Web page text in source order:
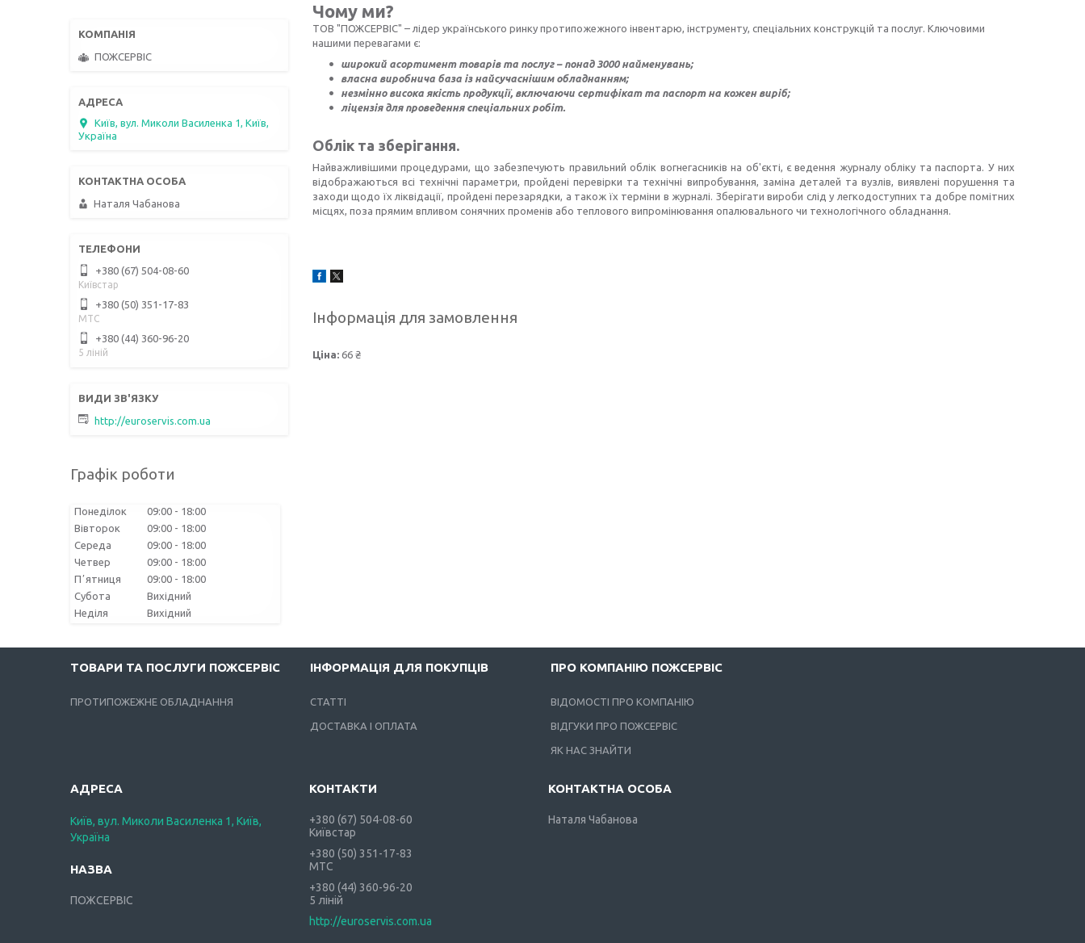
Чому ми?
ТОВ "ПОЖСЕРВІС" – лідер українського ринку протипожежного інвентарю, інструменту, спеціальних конструкцій та послуг. Ключовими
нашими перевагами є:
широкий асортимент товарів та послуг – понад 3000 найменувань;
власна виробнича база із найсучаснішим обладнанням;
незмінно висока якість продукції, включаючи сертифікат та паспорт на кожен виріб;
ліцензія для проведення спеціальних робіт.
Облік та зберігання.
Найважливішими процедурами, що забезпечують правильний облік вогнегасників на об'єкті, є ведення журналу обліку та паспорта. У них
відображаються всі технічні параметри, пройдені перевірки та технічні випробування, заміна деталей та вузлів, виявлені порушення та
заходи щодо їх ліквідації, пройдені перезарядки, а також їх терміни в журналі. Зберігати вироби слід у легкодоступних та добре помітних
місцях, поза прямим впливом сонячних променів або теплового випромінювання опалювального чи технологічного обладнання.
Інформація для замовлення
Ціна: 66 ₴
ПОЖСЕРВІС
Київ, вул. Миколи Василенка 1, Київ,
Україна
Наталя Чабанова
+380 (67) 504-08-60
Київстар
+380 (50) 351-17-83
МТС
+380 (44) 360-96-20
5 ліній
http://euroservis.com.ua
Графік роботи
Понеділок 09:00
18:00
Вівторок
09:00
18:00
Середа
09:00
18:00
Четвер
09:00
18:00
Пʼятниця
09:00
18:00
Субота
Вихідний
Неділя
Вихідний
ТОВАРИ ТА ПОСЛУГИ ПОЖСЕРВІС
ПРОТИПОЖЕЖНЕ ОБЛАДНАННЯ
ІНФОРМАЦІЯ ДЛЯ ПОКУПЦІВ
СТАТТІ
ДОСТАВКА І ОПЛАТА
ПРО КОМПАНІЮ ПОЖСЕРВІС
ВІДОМОСТІ ПРО КОМПАНІЮ
ВІДГУКИ ПРО ПОЖСЕРВІС
ЯК НАС ЗНАЙТИ
Київ, вул. Миколи Василенка 1, Київ,
Україна
ПОЖСЕРВІС
+380 (67) 504-08-60
Київстар
+380 (50) 351-17-83
МТС
+380 (44) 360-96-20
5 ліній
http://euroservis.com.ua
Наталя Чабанова